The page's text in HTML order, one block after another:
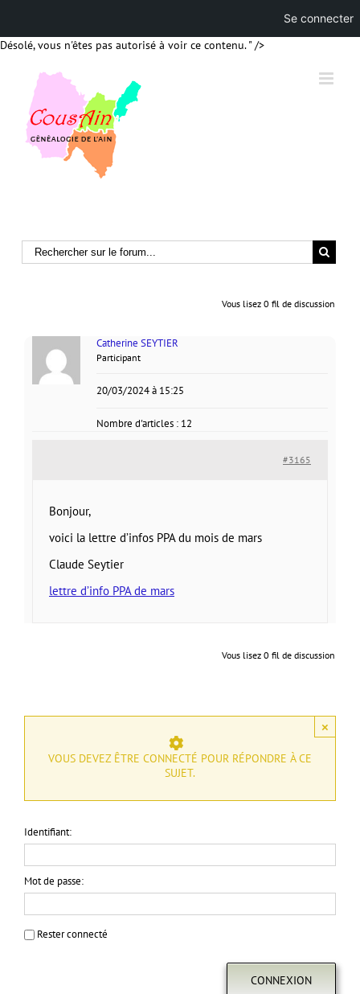
Désolé, vous n'êtes pas autorisé à voir ce contenu. " />Skip
Vous lisez 0 fil de discussion
Catherine SEYTIER
Participant
20/03/2024 à 15:25
Nombre d'articles : 12
#3165
Bonjour,
voici la lettre d’infos PPA du mois de mars
Claude Seytier
lettre d’info PPA de mars
Vous lisez 0 fil de discussion
×
VOUS DEVEZ ÊTRE CONNECTÉ POUR RÉPONDRE À CE
SUJET.
Identifiant:
Mot de passe:
Rester connecté
CONNEXION
Se connecter